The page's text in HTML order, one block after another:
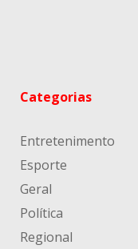
Categorias
Entretenimento
Esporte
Geral
Política
Regional